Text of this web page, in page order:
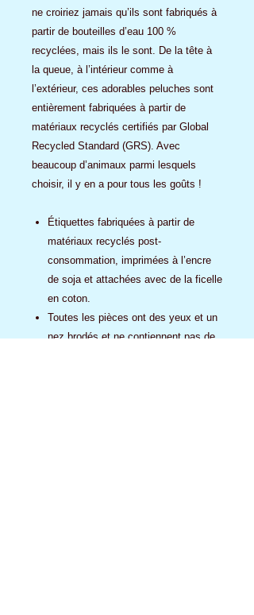
ne croiriez jamais qu’ils sont fabriqués à
partir de bouteilles d’eau 100 %
recyclées, mais ils le sont. De la tête à
la queue, à l’intérieur comme à
l’extérieur, ces adorables peluches sont
entièrement fabriquées à partir de
matériaux recyclés certifiés par Global
Recycled Standard (GRS). Avec
beaucoup d’animaux parmi lesquels
choisir, il y en a pour tous les goûts !
Étiquettes fabriquées à partir de
matériaux recyclés post-
consommation, imprimées à l’encre
de soja et attachées avec de la ficelle
en coton.
Toutes les pièces ont des yeux et un
nez brodés et ne contiennent pas de